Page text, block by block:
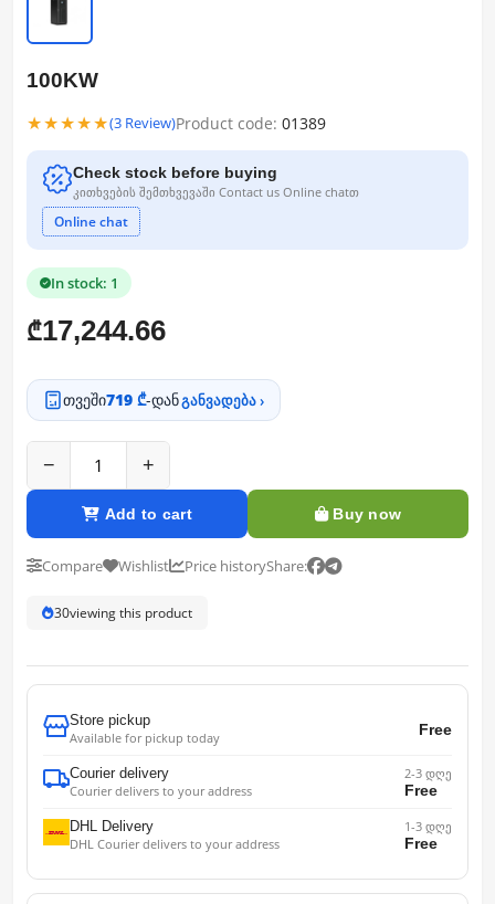
100KW
★★★★★(3 Review)Product code: 01389
Check stock before buying
კითხვების შემთხვევაში Contact us Online chatთ
Online chat
In stock: 1
₾17,244.66
თვეში719 ₾-დანგანვადება ›
− +
Add to cart Buy now
Compare Wishlist Price historyShare:
30viewing this product
Store pickup
Available for pickup today
Free
Courier delivery
Courier delivers to your address
2-3 დღე
Free
DHL Delivery
DHL Courier delivers to your address
1-3 დღე
Free